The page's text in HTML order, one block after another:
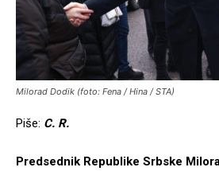
Milorad Dodik (foto: Fena / Hina / STA)
Piše: C. R.
Predsednik Republike Srbske